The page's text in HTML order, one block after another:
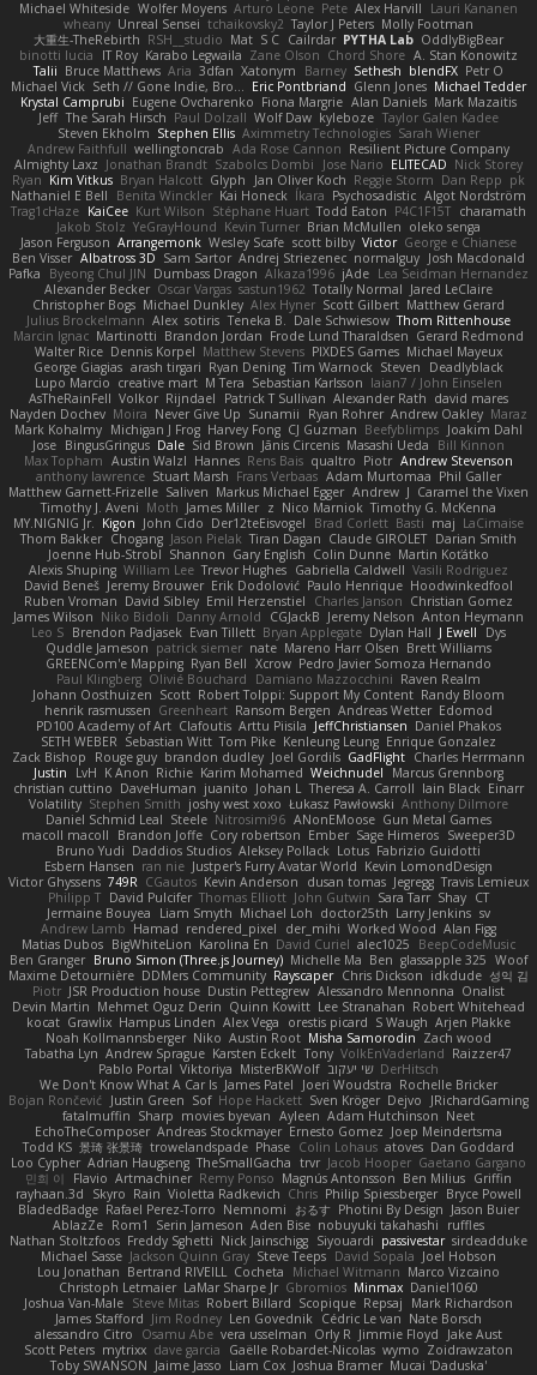
Michael Whiteside Wolfer Moyens Arturo Leone Pete Alex Harvill
Lauri Kananen
wheany Unreal Sensei tchaikovsky2 Taylor J Peters Molly Footman
大重生-TheRebirth RSH__studio Mat S C Cailrdar PYTHA Lab OddlyBigBear
binotti lucia
IT Roy Karabo Legwaila Zane Olson Chord Shore A. Stan Konowitz
Talii Bruce Matthews Aria 3dfan Xatonym Barney Sethesh blendFX Petr O
Michael Vick Seth // Gone Indie, Bro... Eric Pontbriand Glenn Jones Michael Tedder
Krystal Camprubi Eugene Ovcharenko Fiona Margrie Alan Daniels Mark Mazaitis
Jeff The Sarah Hirsch Paul Dolzall Wolf Daw kyleboze Taylor Galen Kadee
Steven Ekholm Stephen Ellis Aximmetry Technologies Sarah Wiener
Andrew Faithfull wellingtoncrab Ada Rose Cannon Resilient Picture Company
Almighty Laxz Jonathan Brandt Szabolcs Dombi Jose Nario ELITECAD Nick Storey
Ryan Kim Vitkus Bryan Halcott Glyph Jan Oliver Koch Reggie Storm Dan Repp pk
Nathaniel E Bell
Benita Winckler Kai Honeck Íkara Psychosadistic Algot Nordström
Trag1cHaze KaiCee Kurt Wilson Stéphane Huart Todd Eaton P4C1F15T charamath
Jakob Stolz YeGrayHound Kevin Turner Brian McMullen oleko senga
Jason Ferguson Arrangemonk Wesley Scafe scott bilby Victor George e Chianese
Ben Visser Albatross 3D Sam Sartor Andrej Striezenec normalguy Josh Macdonald
Pafka
Byeong Chul JIN Dumbass Dragon Alkaza1996 jAde Lea Seidman Hernandez
Alexander Becker Oscar Vargas sastun1962 Totally Normal Jared LeClaire
Christopher Bogs Michael Dunkley Alex Hyner Scott Gilbert Matthew Gerard
Julius Brockelmann Alex sotiris Teneka B. Dale Schwiesow Thom Rittenhouse
Marcin Ignac Martinotti Brandon Jordan Frode Lund Tharaldsen Gerard Redmond
Walter Rice Dennis Korpel Matthew Stevens PIXDES Games Michael Mayeux
George Giagias arash tirgari Ryan Dening Tim Warnock Steven
Deadlyblack
Lupo Marcio creative mart M Tera Sebastian Karlsson Iaian7 / John Einselen
AsTheRainFell Volkor Rijndael Patrick T Sullivan Alexander Rath david mares
Nayden Dochev Moira Never Give Up Sunamii Ryan Rohrer Andrew Oakley Maraz
Mark Kohalmy Michigan J Frog Harvey Fong CJ Guzman Beefyblimps Joakim Dahl
Jose BingusGringus Dale Sid Brown Jānis Circenis Masashi Ueda
Bill Kinnon
Max Topham Austin Walzl Hannes Rens Bais qualtro Piotr Andrew Stevenson
anthony lawrence Stuart Marsh Frans Verbaas Adam Murtomaa Phil Galler
Matthew Garnett-Frizelle Saliven Markus Michael Egger Andrew J Caramel the Vixen
Timothy J. Aveni Moth James Miller z Nico Marniok Timothy G. McKenna
MY.NIGNIG Jr. Kigon John Cido Der12teEisvogel Brad Corlett Basti maj LaCimaise
Thom Bakker Chogang Jason Pielak Tiran Dagan Claude GIROLET Darian Smith
Joenne Hub-Strobl Shannon Gary English Colin Dunne Martin Koťátko
Alexis Shuping William Lee Trevor Hughes Gabriella Caldwell Vasili Rodriguez
David Beneš Jeremy Brouwer Erik Dodolović Paulo Henrique Hoodwinkedfool
Ruben Vroman David Sibley Emil Herzenstiel Charles Janson Christian Gomez
James Wilson Niko Bidoli Danny Arnold CGJackB Jeremy Nelson Anton Heymann
Leo S Brendon Padjasek Evan Tillett Bryan Applegate Dylan Hall J Ewell
Dys
Quddle Jameson patrick siemer nate Mareno Harr Olsen Brett Williams
GREENCom'e Mapping Ryan Bell Xcrow Pedro Javier Somoza Hernando
Paul Klingberg Olivié Bouchard Damiano Mazzocchini Raven Realm
Johann Oosthuizen Scott Robert Tolppi: Support My Content Randy Bloom
henrik rasmussen Greenheart Ransom Bergen Andreas Wetter Edomod
PD100 Academy of Art Clafoutis Arttu Piisila JeffChristiansen Daniel Phakos
SETH WEBER Sebastian Witt Tom Pike Kenleung Leung Enrique Gonzalez
Zack Bishop
Rouge guy brandon dudley Joel Gordils GadFlight Charles Herrmann
Justin
LvH K Anon Richie Karim Mohamed Weichnudel
Marcus Grennborg
christian cuttino DaveHuman juanito Johan L Theresa A. Carroll Iain Black Einarr
Volatility Stephen Smith joshy west xoxo Łukasz Pawłowski Anthony Dilmore
Daniel Schmid Leal Steele Nitrosimi96 ANonEMoose Gun Metal Games
macoll macoll
Brandon Joffe Cory robertson Ember Sage Himeros Sweeper3D
Bruno Yudi Daddios Studios Aleksey Pollack Lotus Fabrizio Guidotti
Esbern Hansen ran nie Justper's Furry Avatar World Kevin LomondDesign
Victor Ghyssens 749R CGautos Kevin Anderson dusan tomas Jegregg Travis Lemieux
Philipp T David Pulcifer Thomas Elliott John Gutwin Sara Tarr Shay CT
Jermaine Bouyea
Liam Smyth Michael Loh doctor25th Larry Jenkins sv
Andrew Lamb Hamad rendered_pixel der_mihi Worked Wood Alan Figg
Matias Dubos BigWhiteLion Karolina En David Curiel alec1025
BeepCodeMusic
Ben Granger Bruno Simon (Three.js Journey) Michelle Ma Ben glassapple 325 Woof
Maxime Detournière DDMers Community Rayscaper Chris Dickson idkdude 성익 김
Piotr JSR Production house Dustin Pettegrew Alessandro Mennonna Onalist
Devin Martin Mehmet Oguz Derin Quinn Kowitt Lee Stranahan Robert Whitehead
kocat Grawlix Hampus Linden Alex Vega orestis picard S Waugh Arjen Plakke
Noah Kollmannsberger Niko Austin Root Misha Samorodin Zach wood
Tabatha Lyn Andrew Sprague Karsten Eckelt Tony VolkEnVaderland Raizzer47
Pablo Portal Viktoriya MisterBKWolf שי יעקוב DerHitsch
We Don't Know What A Car Is James Patel Joeri Woudstra Rochelle Bricker
Bojan Rončević Justin Green Sof Hope Hackett Sven Kröger Dejvo
JRichardGaming
fatalmuffin Sharp movies byevan Ayleen Adam Hutchinson Neet
EchoTheComposer Andreas Stockmayer Ernesto Gomez Joep Meindertsma
Todd KS 景琦 张景琦 trowelandspade Phase Colin Lohaus atoves Dan Goddard
Loo Cypher Adrian Haugseng TheSmallGacha trvr Jacob Hooper Gaetano Gargano
민희 이
Flavio Artmachiner Remy Ponso Magnús Antonsson Ben Milius Griffin
rayhaan.3d
Skyro Rain Violetta Radkevich Chris Philip Spiessberger Bryce Powell
BladedBadge Rafael Perez-Torro Nemnomi おるす Photini By Design Jason Buier
AblazZe Rom1 Serin Jameson Aden Bise nobuyuki takahashi
ruffles
Nathan Stoltzfoos Freddy Sghetti Nick Jainschigg Siyouardi passivestar sirdeadduke
Michael Sasse Jackson Quinn Gray Steve Teeps David Sopala Joel Hobson
Lou Jonathan Bertrand RIVEILL Cocheta Michael Witmann Marco Vizcaino
Christoph Letmaier LaMar Sharpe Jr Gbromios Minmax Daniel1060
Joshua Van-Male Steve Mitas Robert Billard Scopique Repsaj
Mark Richardson
James Stafford Jim Rodney Len Govednik Cédric Le van Nate Borsch
alessandro Citro
Osamu Abe vera usselman Orly R Jimmie Floyd
Jake Aust
Scott Peters mytrixx dave garcia Gaëlle Robardet-Nicolas wymo Zoidrawzaton
Toby SWANSON Jaime Jasso Liam Cox Joshua Bramer Mucai 'Daduska'